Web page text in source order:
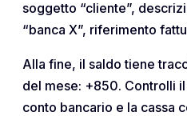
soggetto “cliente”,
“banca X”, riferimento
Alla fine, il saldo tiene
del mese: +850. Controlli il
conto bancario e la cassa